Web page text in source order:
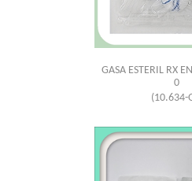
GASA ESTERIL RX
0
(10.634-